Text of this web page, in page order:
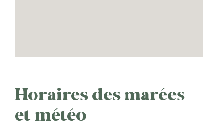
Horaires des marées
et météo